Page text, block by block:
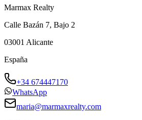
Marmax Realty
Calle Bazán 7, Bajo 2
03001 Alicante
España
+34 674447170
WhatsApp
maria@marmaxrealty.com